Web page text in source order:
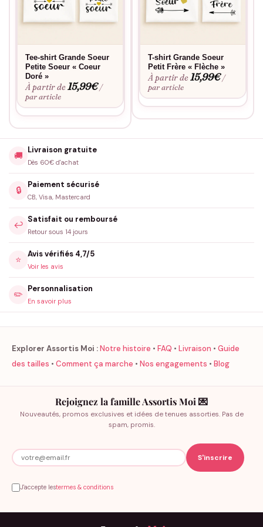
Tee-shirt Grande Soeur
Petite Soeur « Coeur
Doré »
À partir de15,99€ /
par article
T-shirt Grande Soeur
Petit Frère « Flèche »
À partir de15,99€ /
par article
🚚
Livraison gratuite
Dès 60€ d'achat
🔒
Paiement sécurisé
CB, Visa, Mastercard
↩️
Satisfait ou remboursé
Retour sous 14 jours
⭐
Avis vérifiés 4,7/5
Voir les avis
✏️
Personnalisation
En savoir plus
Explorer Assortis Moi :Notre histoire • FAQ • Livraison • Guide
des tailles • Comment ça marche • Nos engagements • Blog
Rejoignez la famille Assortis Moi 💌
Nouveautés, promos exclusives et idées de tenues assorties. Pas de
spam, promis.
J'accepte lestermes & conditions